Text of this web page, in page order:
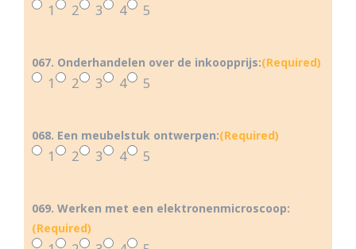
1 2 3 4 5
067. Onderhandelen over de inkoopprijs:(Required)
1 2 3 4 5
068. Een meubelstuk ontwerpen:(Required)
1 2 3 4 5
069. Werken met een elektronenmicroscoop:
(Required)